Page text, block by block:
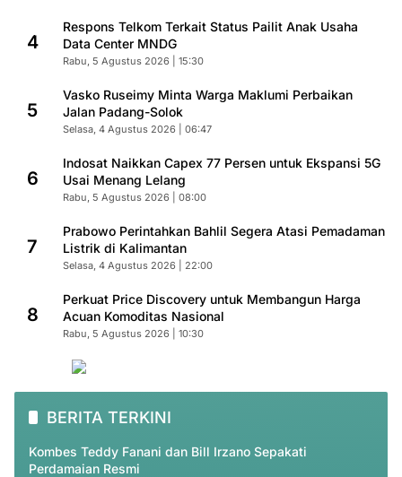
4
Respons Telkom Terkait Status Pailit Anak Usaha
Data Center MNDG
Rabu, 5 Agustus 2026 | 15:30
5
Vasko Ruseimy Minta Warga Maklumi Perbaikan
Jalan Padang-Solok
Selasa, 4 Agustus 2026 | 06:47
6
Indosat Naikkan Capex 77 Persen untuk Ekspansi 5G
Usai Menang Lelang
Rabu, 5 Agustus 2026 | 08:00
7
Prabowo Perintahkan Bahlil Segera Atasi Pemadaman
Listrik di Kalimantan
Selasa, 4 Agustus 2026 | 22:00
8
Perkuat Price Discovery untuk Membangun Harga
Acuan Komoditas Nasional
Rabu, 5 Agustus 2026 | 10:30
BERITA TERKINI
Kombes Teddy Fanani dan Bill Irzano Sepakati
Perdamaian Resmi